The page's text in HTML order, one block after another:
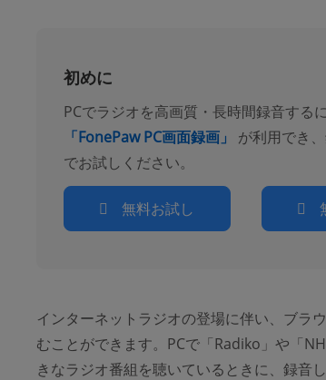
初めに
PCでラジオを高画質・長時間録音す
「FonePaw PC画面録画」
が利用でき
でお試しください。
無料お試し
インターネットラジオの登場に伴い、ブラ
むことができます。PCで「Radiko」や「
きなラジオ番組を聴いているときに、録音